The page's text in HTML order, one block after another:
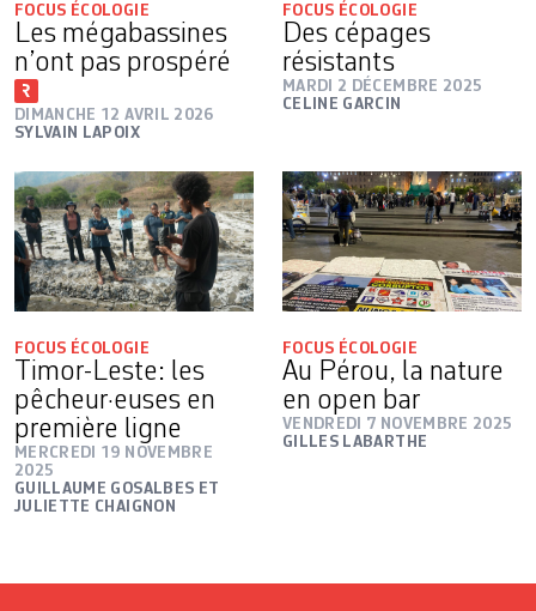
FOCUS ÉCOLOGIE
Les mégabassines
n’ont pas prospéré
DIMANCHE 12 AVRIL 2026
SYLVAIN LAPOIX
FOCUS ÉCOLOGIE
Des cépages
résistants
MARDI 2 DÉCEMBRE 2025
CELINE GARCIN
FOCUS ÉCOLOGIE
Timor-Leste: les
pêcheur·euses en
première ligne
MERCREDI 19 NOVEMBRE
2025
GUILLAUME GOSALBES ET
JULIETTE CHAIGNON
FOCUS ÉCOLOGIE
Au Pérou, la nature
en open bar
VENDREDI 7 NOVEMBRE 2025
GILLES LABARTHE